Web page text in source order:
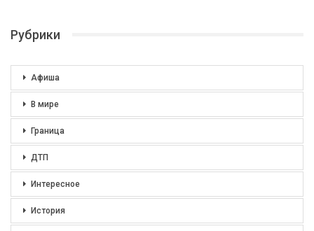
Рубрики
Афиша
В мире
Граница
ДТП
Интересное
История